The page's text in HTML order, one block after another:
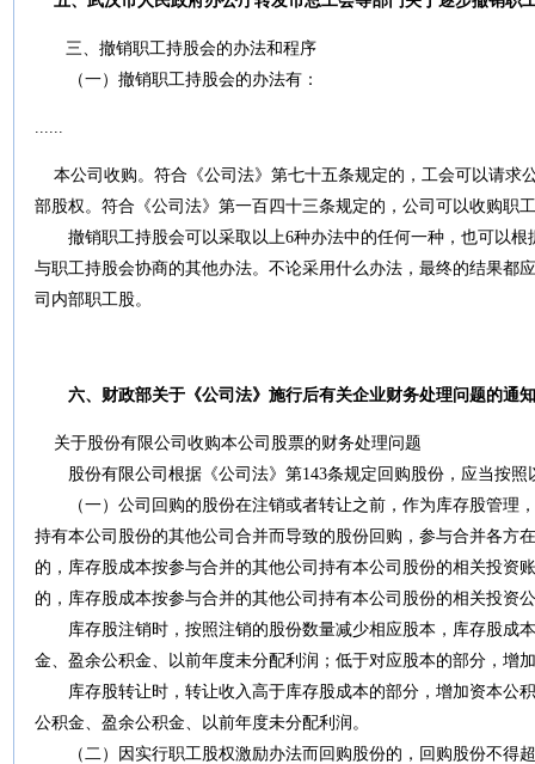
三、撤销职工持股会的办法和程序
（一）撤销职工持股会的办法有：
本公司收购。符合 《公司法》 第七十五条规定的，工会可以请求
部股权。符合 《公司法》 第一百四十三条规定的，公司可以收购职
撤销职工持股会可以采取以上6种办法中的任何一种，也可以
与职工持股会协商的其他办法。不论采用什么办法，最终的结果都
司内部职工股。
六、财政部关于《公司法》施行后有关企业财务处理问题的通
关于股份有限公司收购本公司股票的财务处理问题
股份有限公司根据《公司法》第143条规定回购股份，应当按照
（一）公司回购的股份在注销或者转让之前，作为库存股管理
持有本公司股份的其他公司合并而导致的股份回购，参与合并各方
的，库存股成本按参与合并的其他公司持有本公司股份的相关投资
的，库存股成本按参与合并的其他公司持有本公司股份的相关投资
库存股注销时，按照注销的股份数量减少相应股本，库存股成
金、盈余公积金、以前年度未分配利润；低于对应股本的部分，增
库存股转让时，转让收入高于库存股成本的部分，增加资本公
公积金、盈余公积金、以前年度未分配利润。
（二）因实行职工股权激励办法而回购股份的，回购股份不得